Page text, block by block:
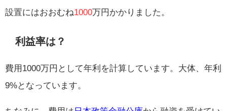
設置にはおおむね1000万円かかりました。
利益率は？
費用1000万円として年利を計算しています。大体、年利
9%となっています。